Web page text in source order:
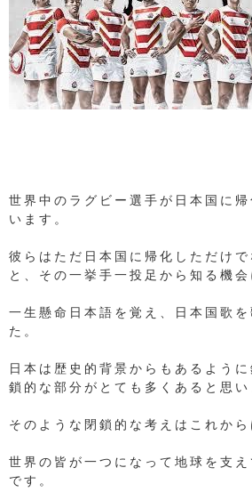
世界中のラグビー選手が日本国に
います。
彼らはただ日本国に帰化しただけ
と、その一挙手一投足から知る機会
一生懸命日本語を覚え、日本国歌
た。
日本は歴史的背景からもあるよう
鎖的な部分がとても多くあると思い
そのような閉鎖的な考えはこれか
世界の皆が一つになって地球を支
です。